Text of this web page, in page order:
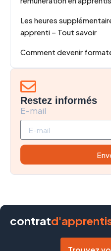
Les heures
apprenti – Tout savoir
Comment devenir
Restez informés
E-mail
contrat